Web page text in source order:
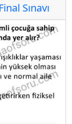
Sınavı